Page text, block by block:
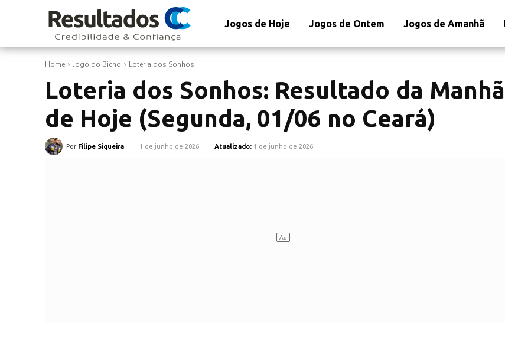
Jogos de Hoje Jogos de Ontem Jogos de Amanhã
Home Jogo do Bicho Loteria dos Sonhos
Loteria dos Sonhos: Resultado da Manhã
de Hoje (Segunda, 01/06 no Ceará)
Por Filipe Siqueira 1 de junho de 2026 Atualizado: 1 de junho de 2026